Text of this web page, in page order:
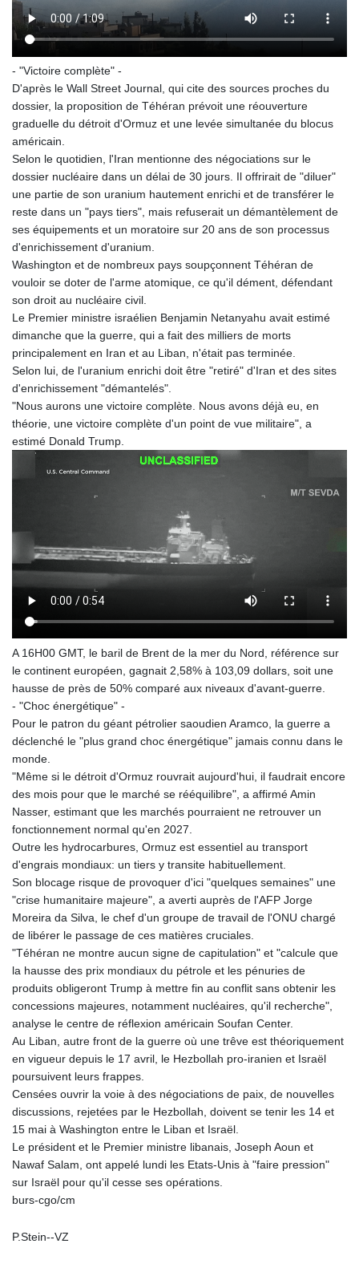
- "Victoire complète" -
D'après le Wall Street Journal, qui cite des sources proches du
dossier, la proposition de Téhéran prévoit une réouverture
graduelle du détroit d'Ormuz et une levée simultanée du blocus
américain.
Selon le quotidien, l'Iran mentionne des négociations sur le
dossier nucléaire dans un délai de 30 jours. Il offrirait de "diluer"
une partie de son uranium hautement enrichi et de transférer le
reste dans un "pays tiers", mais refuserait un démantèlement de
ses équipements et un moratoire sur 20 ans de son processus
d'enrichissement d'uranium.
Washington et de nombreux pays soupçonnent Téhéran de
vouloir se doter de l'arme atomique, ce qu'il dément, défendant
son droit au nucléaire civil.
Le Premier ministre israélien Benjamin Netanyahu avait estimé
dimanche que la guerre, qui a fait des milliers de morts
principalement en Iran et au Liban, n'était pas terminée.
Selon lui, de l'uranium enrichi doit être "retiré" d'Iran et des sites
d'enrichissement "démantelés".
"Nous aurons une victoire complète. Nous avons déjà eu, en
théorie, une victoire complète d'un point de vue militaire", a
estimé Donald Trump.
A 16H00 GMT, le baril de Brent de la mer du Nord, référence sur
le continent européen, gagnait 2,58% à 103,09 dollars, soit une
hausse de près de 50% comparé aux niveaux d'avant-guerre.
- "Choc énergétique" -
Pour le patron du géant pétrolier saoudien Aramco, la guerre a
déclenché le "plus grand choc énergétique" jamais connu dans le
monde.
"Même si le détroit d'Ormuz rouvrait aujourd'hui, il faudrait encore
des mois pour que le marché se rééquilibre", a affirmé Amin
Nasser, estimant que les marchés pourraient ne retrouver un
fonctionnement normal qu'en 2027.
Outre les hydrocarbures, Ormuz est essentiel au transport
d'engrais mondiaux: un tiers y transite habituellement.
Son blocage risque de provoquer d'ici "quelques semaines" une
"crise humanitaire majeure", a averti auprès de l'AFP Jorge
Moreira da Silva, le chef d'un groupe de travail de l'ONU chargé
de libérer le passage de ces matières cruciales.
"Téhéran ne montre aucun signe de capitulation" et "calcule que
la hausse des prix mondiaux du pétrole et les pénuries de
produits obligeront Trump à mettre fin au conflit sans obtenir les
concessions majeures, notamment nucléaires, qu'il recherche",
analyse le centre de réflexion américain Soufan Center.
Au Liban, autre front de la guerre où une trêve est théoriquement
en vigueur depuis le 17 avril, le Hezbollah pro-iranien et Israël
poursuivent leurs frappes.
Censées ouvrir la voie à des négociations de paix, de nouvelles
discussions, rejetées par le Hezbollah, doivent se tenir les 14 et
15 mai à Washington entre le Liban et Israël.
Le président et le Premier ministre libanais, Joseph Aoun et
Nawaf Salam, ont appelé lundi les Etats-Unis à "faire pression"
sur Israël pour qu'il cesse ses opérations.
burs-cgo/cm
P.Stein--VZ